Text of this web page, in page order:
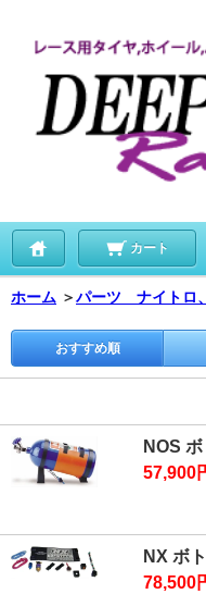
カート
ホーム ＞パーツ ナイトロ
おすすめ順
NOS
57,900
NX ボ
78,500